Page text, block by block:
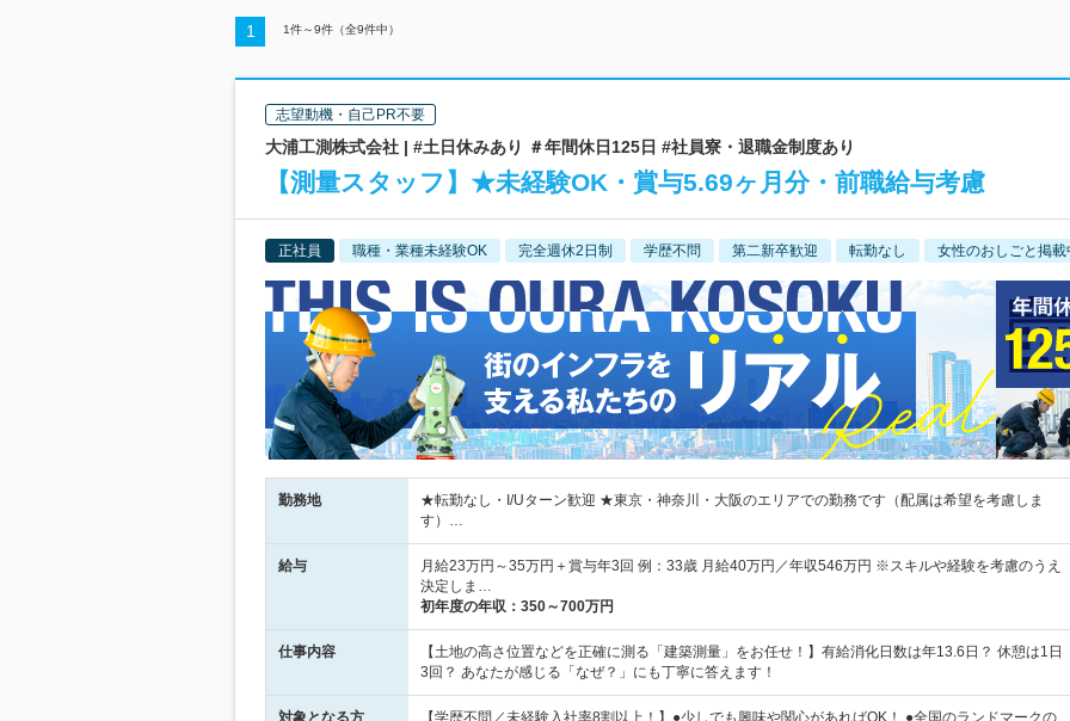
1 1件～9件（全9件中）
志望動機・自己PR不要
大浦工測株式会社 | #土日休みあり ＃年間休日125日 #社員寮・退職金制度あり
【測量スタッフ】★未経験OK・賞与5.69ヶ月分・前職給与考慮
正社員 職種・業種未経験OK 完全週休2日制 学歴不問 第二新卒歓迎 転勤なし 女性のおしごと掲載
勤務地
★転勤なし・I/Uターン歓迎 ★東京・神奈川・大阪のエリアでの勤務です（配属は希望を考慮しま
す）…
給与
月給23万円～35万円＋賞与年3回 例：33歳 月給40万円／年収546万円 ※スキルや経験を考慮のうえ
決定しま…
初年度の年収： 350～700万円
仕事内容
【土地の高さ位置などを正確に測る「建築測量」をお任せ！】有給消化日数は年13.6日？ 休憩は1日
3回？ あなたが感じる「なぜ？」にも丁寧に答えます！
対象となる方
【学歴不問／未経験入社率8割以上！】●少しでも興味や関心があればOK！ ●全国のランドマークの